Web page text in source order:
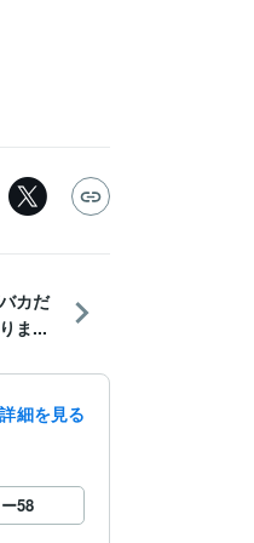
カだ
ま...
細を見る
58